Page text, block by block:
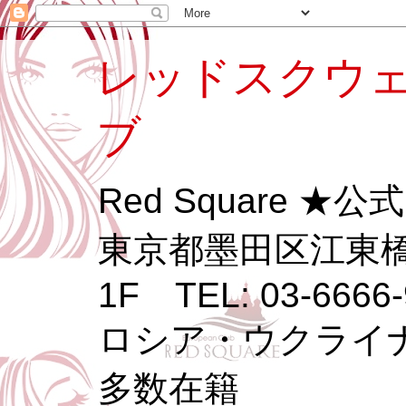
レッドスクウ
ブ
Red Square ★公
東京都墨田区江東
1F TEL: 03-
ロシア・ウクライ
多数在籍